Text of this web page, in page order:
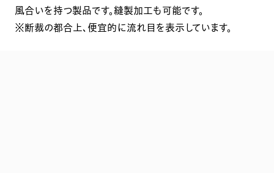
風合いを持つ製品です。縫製加工も可能です。
※断裁の都合上、便宜的に流れ目を表示しています。